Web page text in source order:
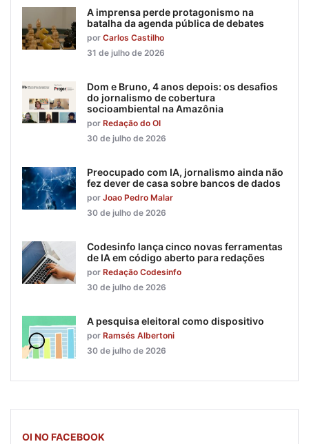
A imprensa perde protagonismo na
batalha da agenda pública de debates
por Carlos Castilho
31 de julho de 2026
Dom e Bruno, 4 anos depois: os desafios
do jornalismo de cobertura
socioambiental na Amazônia
por Redação do OI
30 de julho de 2026
Preocupado com IA, jornalismo ainda não
fez dever de casa sobre bancos de dados
por Joao Pedro Malar
30 de julho de 2026
Codesinfo lança cinco novas ferramentas
de IA em código aberto para redações
por Redação Codesinfo
30 de julho de 2026
A pesquisa eleitoral como dispositivo
por Ramsés Albertoni
30 de julho de 2026
OI NO FACEBOOK